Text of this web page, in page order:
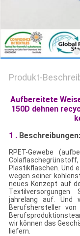
Produkt-
Aufbereitete
150D dehnen
1 . Beschreibungen:
RPET-Gewebe
Plastikflaschen. Und
wegen seiner
neues Konzept auf
jahrelang auf. Und
Berufshersteller
wir können das
liefern.